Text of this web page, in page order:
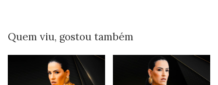
Quem viu, gostou também